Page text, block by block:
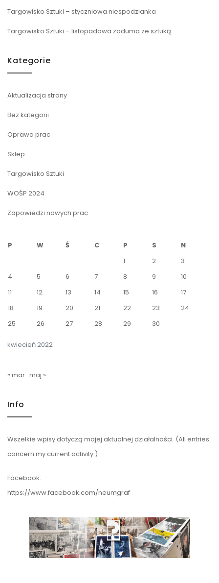
Targowisko Sztuki – styczniowa niespodzianka
Targowisko Sztuki – listopadowa zaduma ze sztuką
Kategorie
Aktualizacja strony
Bez kategorii
Oprawa prac
Sklep
Targowisko Sztuki
WOŚP 2024
Zapowiedzi nowych prac
kwiecień 2022
P W Ś C P S
N
1
2
3
4
5 6 7 8 9
10
11
12 13 14 15 16
17
18
19 20 21 22 23
24
25
26 27 28 29 30
« mar maj »
Info
Wszelkie wpisy dotyczą mojej aktualnej działalności (All entries
concern my current activity ) .
Facebook:
https://www.facebook.com/neumgraf